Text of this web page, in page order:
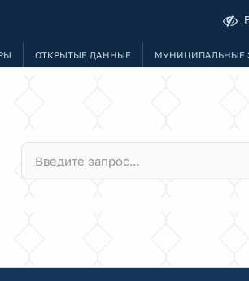
ОТКРЫТЫЕ ДАННЫЕ МУНИЦИПАЛЬНЫЕ